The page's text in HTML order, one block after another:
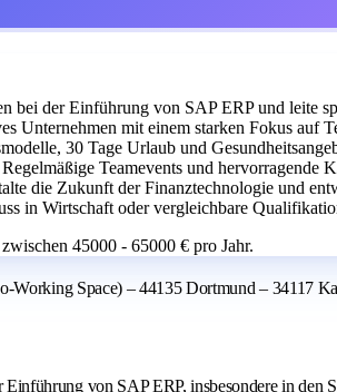
bei der Einführung von SAP ERP und leite
Unternehmen mit einem starken Fokus auf
30 Tage Urlaub und
Regelmäßige Teamevents und hervorragende
die Zukunft der Finanztechnologie und
in Wirtschaft oder vergleichbare
45000 - 65000 € pro Jahr.
Space) – 44135 Dortmund – 34117
Einführung von SAP ERP, insbesondere in